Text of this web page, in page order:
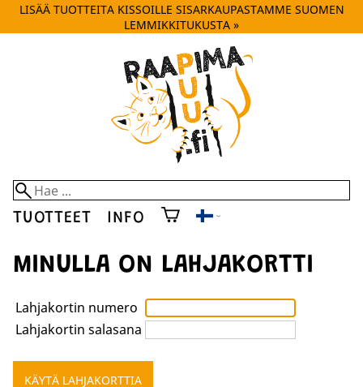
LISÄÄ TUOTTEITA KISSOILLE SISARKAUPASTAMME SUOMEN
LEMMIKKITUKUSTA »
TUOTTEET INFO
MINULLA ON LAHJAKORTTI
Lahjakortin numero
Lahjakortin salasana